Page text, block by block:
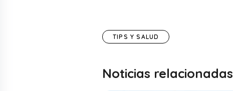
TIPS Y SALUD
Noticias relacionadas